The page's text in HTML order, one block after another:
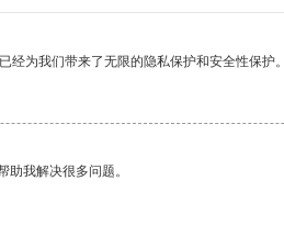
经为我们带来了无限的隐私保护和安全性保护
助我解决很多问题。